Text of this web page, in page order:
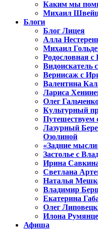
Каким мы
Михаил
Блоги
Блог Лицея
Алла
Михаил
Родословная
Вернисаж с
Валентина
Лариса
Олег
Культурный
Путешествуем
Лазурный
Озолиной
«Задние
Застолье с
Ирина
Светлана
Наталья
Владимир
Екатерина
Олег
Илона
Афиша